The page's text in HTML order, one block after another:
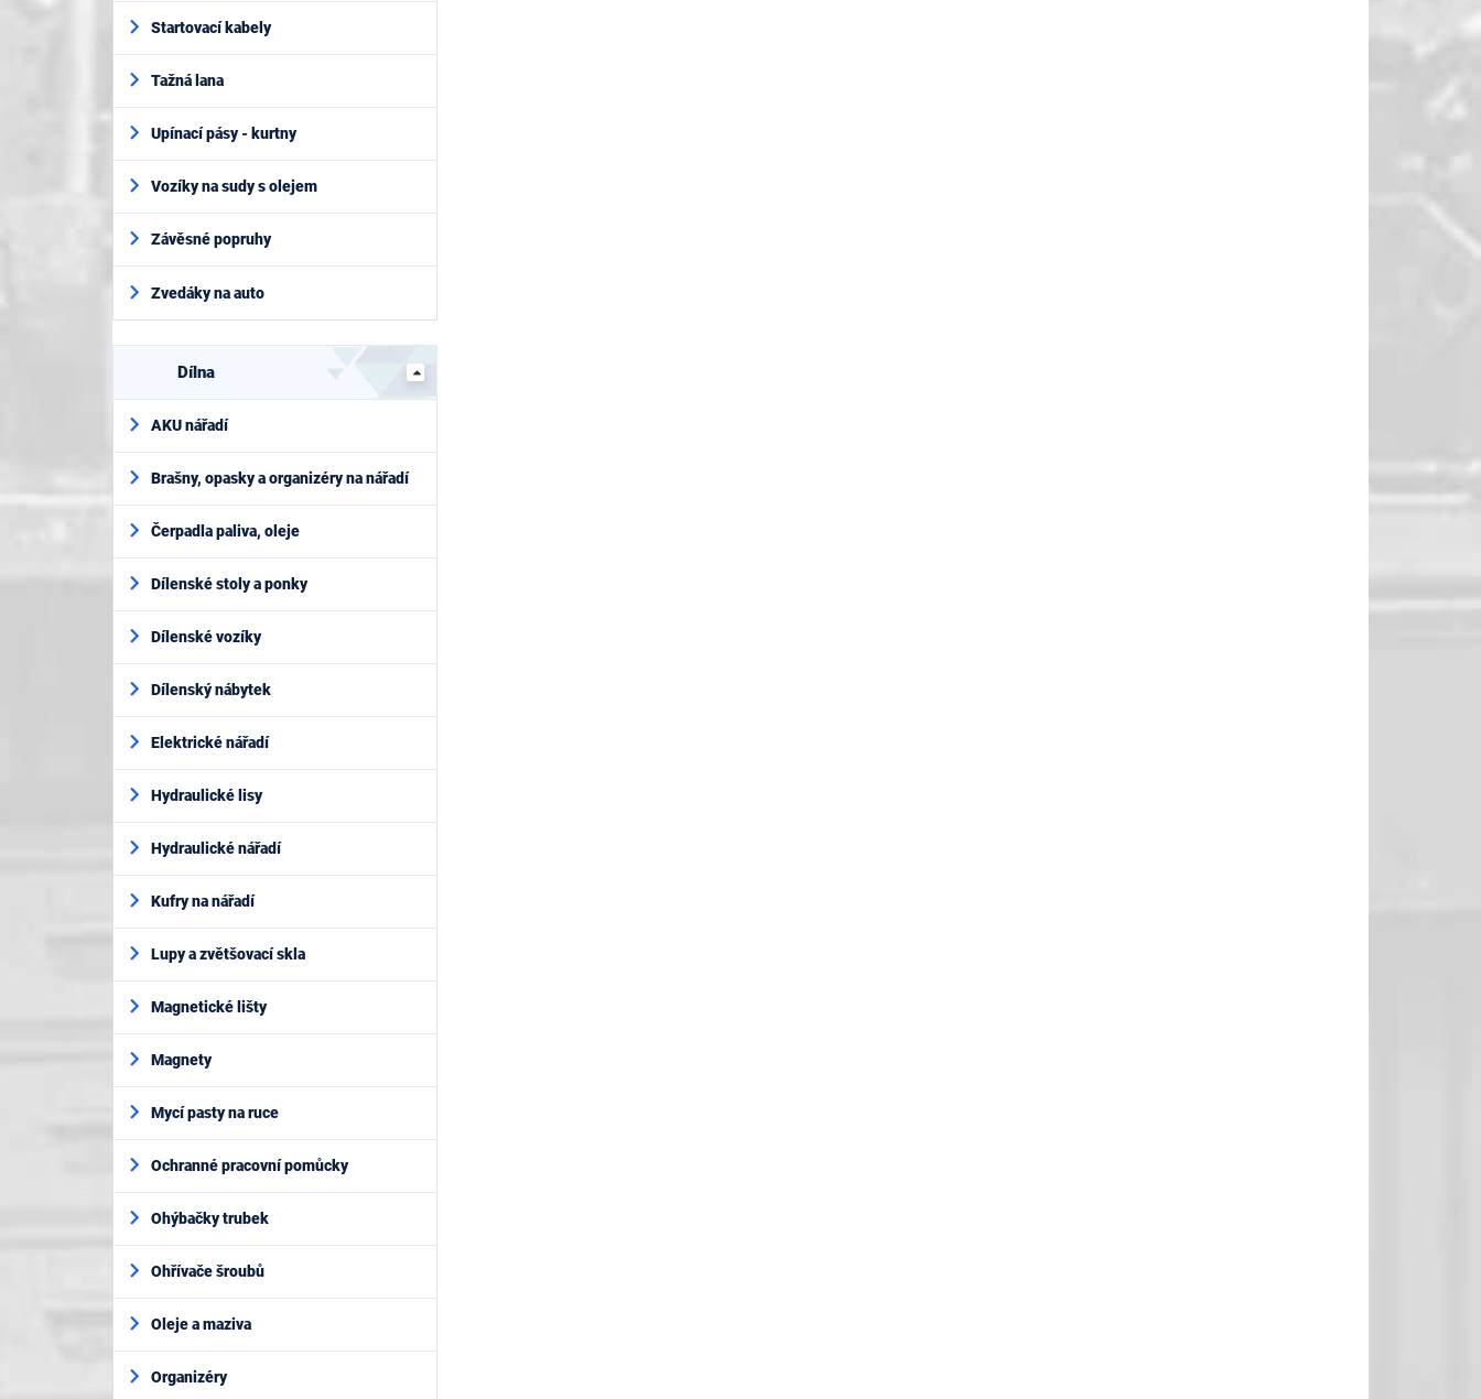
Startovací kabely
Tažná lana
Upínací pásy - kurtny
Vozíky na sudy s olejem
Závěsné popruhy
Zvedáky na auto
Dílna
AKU nářadí
Brašny, opasky a organizéry na nářadí
Čerpadla paliva, oleje
Dílenské stoly a ponky
Dílenské vozíky
Dílenský nábytek
Elektrické nářadí
Hydraulické lisy
Hydraulické nářadí
Kufry na nářadí
Lupy a zvětšovací skla
Magnetické lišty
Magnety
Mycí pasty na ruce
Ochranné pracovní pomůcky
Ohýbačky trubek
Ohřívače šroubů
Oleje a maziva
Organizéry